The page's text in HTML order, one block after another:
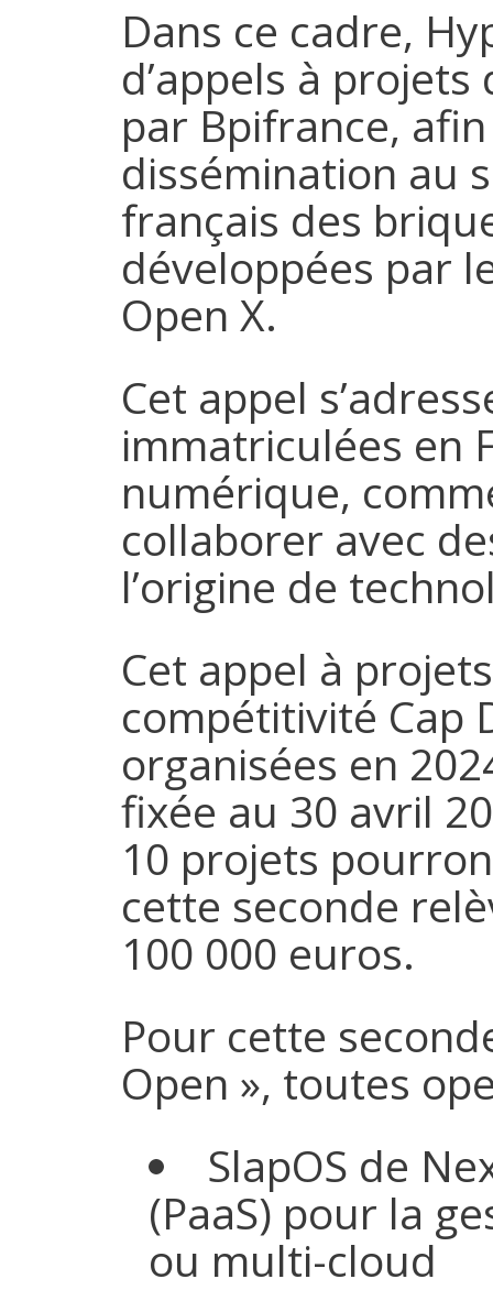
Dans ce cadre,
d’appels à
par Bpifrance,
dissémination au
français des
développées par
Open X.
Cet appel
immatriculées en
numérique,
collaborer avec
l’origine de
Cet appel à
compétitivité Cap
organisées en
fixée au 30 avril
10 projets
cette seconde
100 000 euros.
Pour cette
Open », toutes
SlapOS de
(PaaS) pour la
ou multi-cloud